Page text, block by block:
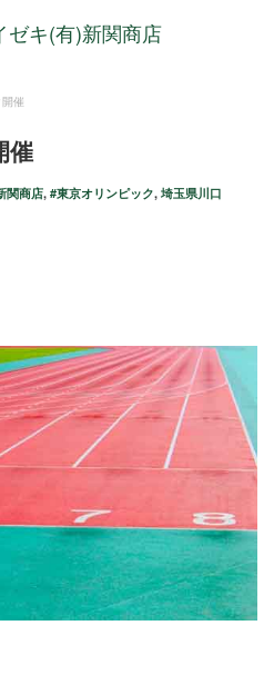
ゼキ(有)新関商店
催
催
関商店, #東京オリンピック, 埼玉県川口